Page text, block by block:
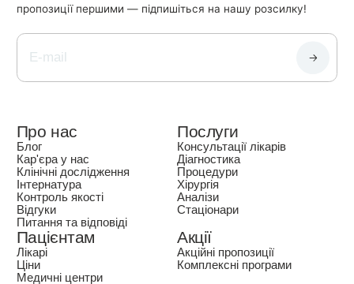
пропозиції першими — підпишіться на нашу розсилку!
Про нас
Блог
Кар'єра у нас
Клінічні дослідження
Інтернатура
Контроль якості
Відгуки
Питання та відповіді
Послуги
Консультації лікарів
Діагностика
Процедури
Хірургія
Аналізи
Стаціонари
Пацієнтам
Лікарі
Ціни
Медичні центри
Акції
Акційні пропозиції
Комплексні програми